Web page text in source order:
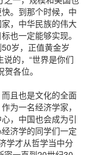
。到那个时候，中
，中华民族的伟大
也一定能够实现。
岁，正值黄金岁
的，“世界是你们
各位。
且也是文化的全面
为一名经济学家，
，中国也会成为引
济学的同学们一定
学才从哲学当中分